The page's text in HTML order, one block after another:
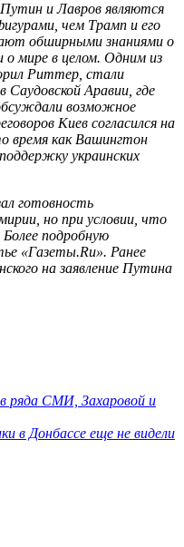
и Лавров являются
чем Трамп и его
обширными знаниями о
о мире в целом. Одним из
Риттер, стали
Аравии, где
возможное
Киев согласился на
время как Вашингтон
украинских
готовность
но при условии, что
подробную
«Газеты.Ru». Ранее
на заявление Путина
ряда СМИ, Захаровой и
в Донбассе еще не видели